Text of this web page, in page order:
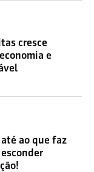
cresce
e
ao que faz